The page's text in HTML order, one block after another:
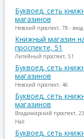
Буквоед, сеть
магазинов
Невский проспект, 78 -
Книжный магазин
проспекте, 51
Литейный проспект, 51
Буквоед, сеть
магазинов
Невский проспект, 46
Буквоед, сеть
магазинов
Владимирский проспект,
Hall
Буквоед, сеть